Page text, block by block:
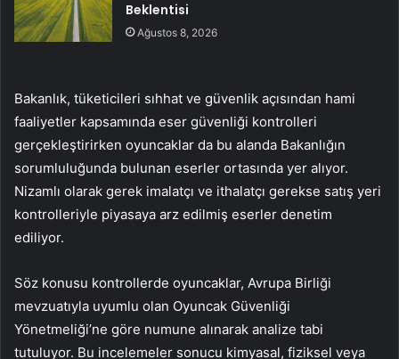
Beklentisi
Ağustos 8, 2026
Bakanlık, tüketicileri sıhhat ve güvenlik açısından hami
faaliyetler kapsamında eser güvenliği kontrolleri
gerçekleştirirken oyuncaklar da bu alanda Bakanlığın
sorumluluğunda bulunan eserler ortasında yer alıyor.
Nizamlı olarak gerek imalatçı ve ithalatçı gerekse satış yeri
kontrolleriyle piyasaya arz edilmiş eserler denetim
ediliyor.
Söz konusu kontrollerde oyuncaklar, Avrupa Birliği
mevzuatıyla uyumlu olan Oyuncak Güvenliği
Yönetmeliği’ne göre numune alınarak analize tabi
tutuluyor. Bu incelemeler sonucu kimyasal, fiziksel veya